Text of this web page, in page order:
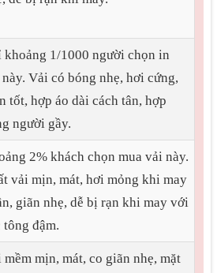
khoảng 1/1000 người chọn in
Vải có bóng nhẹ, hơi cứng,
tốt, hợp áo dài cách tân, hợp
người gầy.
2% khách chọn mua vải này.
vải mịn, mát, hơi mỏng khi may
giãn nhẹ, dễ bị rạn khi may với
tông đậm.
mềm mịn, mát, co giãn nhẹ, mặt